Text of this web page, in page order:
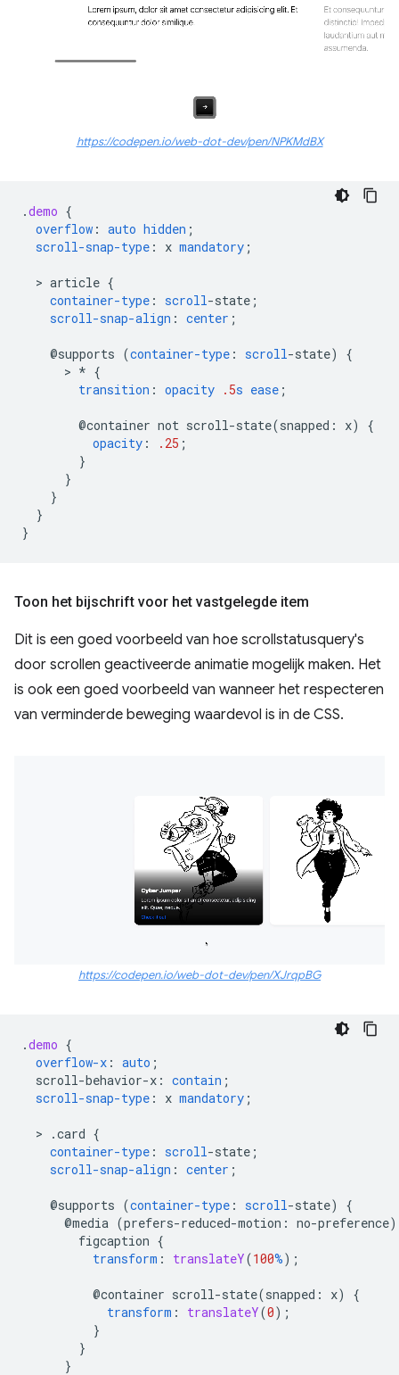
https://codepen.io/web-dot-dev/pen/NPKMdBX
.demo {
overflow : auto hidden ;
scroll-snap-type : x mandatory ;
  >
article {
container-type : scroll-state ;
scroll-snap-align : center ;
@supports (container-type : scroll-state)
{
      >
* {
transition : opacity .5s ease ;
@container not scroll-state(snapped : x)
{
opacity : .25 ;
}
}
}
}
}
Toon het bijschrift voor het vastgelegde item
Dit is een goed voorbeeld van hoe scrollstatusquery's
door scrollen geactiveerde animatie mogelijk maken. Het
is ook een goed voorbeeld van wanneer het respecteren
van verminderde beweging waardevol is in de CSS.
https://codepen.io/web-dot-dev/pen/XJrqpBG
.demo {
overflow-x : auto ;
scroll-behavior-x : contain ;
scroll-snap-type : x mandatory ;
  >
.card {
container-type : scroll-state ;
scroll-snap-align : center ;
@supports (container-type : scroll-state)
{
@media (prefers-reduced-motion : no-preference)
figcaption {
transform : translateY(100%);
@container scroll-state(snapped : x)
{
transform : translateY(0);
}
}
}